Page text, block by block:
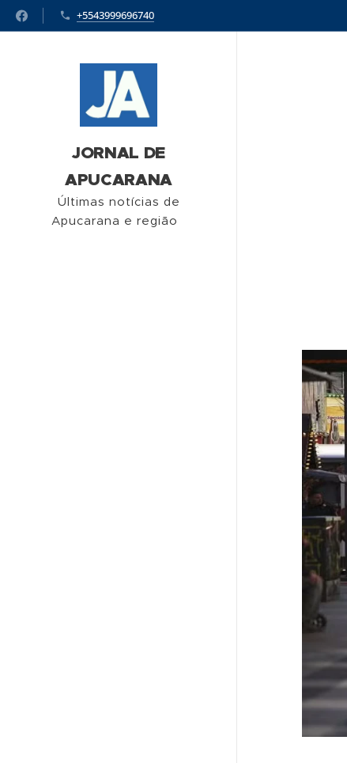
+5543999696740
JORNAL DE
APUCARANA
Últimas notícias de
Apucarana e região